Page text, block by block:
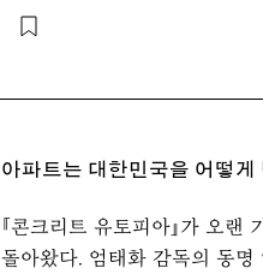
아파트는 대한민국을 어떻게
『콘크리트 유토피아』가 오랜
돌아왔다. 엄태화 감독의 동